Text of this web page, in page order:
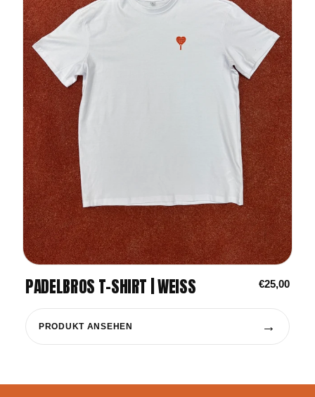
PADELBROS T-SHIRT | WEISS €25,00
PRODUKT ANSEHEN →